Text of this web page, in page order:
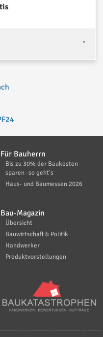
Für Bauherrn
Bis zu 30% der Baukosten
sparen -so geht's
Haus- und Baumessen 2026
Bau-Magazin
Übersicht
Bauwirtschaft & Politik
Handwerker
Produktvorstellungen